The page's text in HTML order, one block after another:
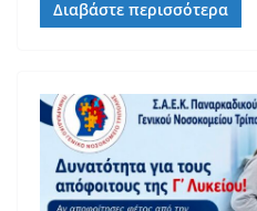
Διαβάστε περισσότερα